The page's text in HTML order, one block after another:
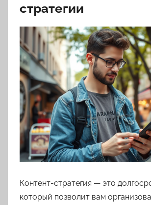
стратегии
Контент-стратегия — это
который позволит вам